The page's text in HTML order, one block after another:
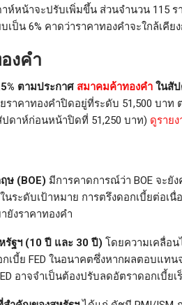
ห์หน้าจะปรับเพิ่มขึ้น ส่วนจำนวน 115 ร
เป็น 6% คาดว่าราคาทองคำจะใกล้เคี
งคำ
ตามประกาศ สมาคมค้าทองคำ ในสั
ราคาทองคำปิดอยู่ที่ระดับ 51,500 บาท
ดาห์ก่อนหน้าปิดที่ 51,250 บาท) ดูราย
ษ (BOE) มีการคาดการณ์ว่า BOE จะยั
ในระดับเป้าหมาย การตรึงดอกเบี้ยต่อ
ยังราคาทองคำ
รัฐฯ (10 ปี และ 30 ปี) โดยความเคลื่อ
เบี้ย FED ในอนาคตซึ่งหากผลตอบแท
อาจจำเป็นต้องปรับลดอัตราดอกเบี้ยเ